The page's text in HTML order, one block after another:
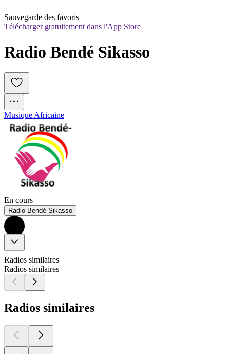
Sauvegarde des favoris
Télécharger gratuitement dans l'App Store
Radio Bendé Sikasso
Musique Africaine
En cours
Radio Bendé Sikasso
Radios similaires
Radios similaires
Radios similaires